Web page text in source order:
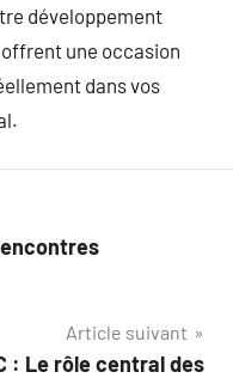
développement
une occasion
dans vos
Article suivant
: Le rôle central des